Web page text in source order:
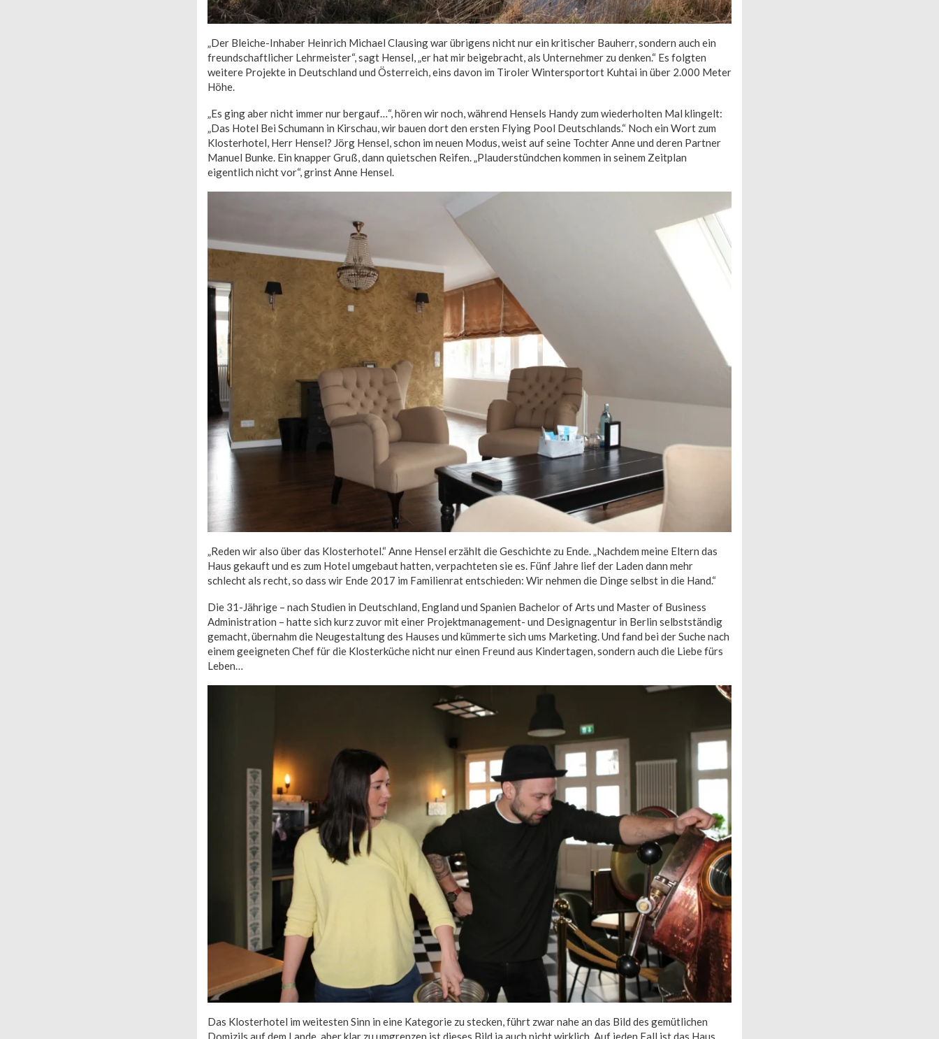
„Der Bleiche-Inhaber Heinrich Michael Clausing war übrigens nicht nur ein kritischer Bauherr, sondern auch ein
freundschaftlicher Lehrmeister“, sagt Hensel, „er hat mir beigebracht, als Unternehmer zu denken.“ Es folgten
weitere Projekte in Deutschland und Österreich, eins davon im Tiroler Wintersportort Kuhtai in über 2.000 Meter
Höhe.
„Es ging aber nicht immer nur bergauf…“, hören wir noch, während Hensels Handy zum wiederholten Mal klingelt:
„Das Hotel Bei Schumann in Kirschau, wir bauen dort den ersten Flying Pool Deutschlands.“ Noch ein Wort zum
Klosterhotel, Herr Hensel? Jörg Hensel, schon im neuen Modus, weist auf seine Tochter Anne und deren Partner
Manuel Bunke. Ein knapper Gruß, dann quietschen Reifen. „Plauderstündchen kommen in seinem Zeitplan
eigentlich nicht vor“, grinst Anne Hensel.
„Reden wir also über das Klosterhotel.“ Anne Hensel erzählt die Geschichte zu Ende. „Nachdem meine Eltern das
Haus gekauft und es zum Hotel umgebaut hatten, verpachteten sie es. Fünf Jahre lief der Laden dann mehr
schlecht als recht, so dass wir Ende 2017 im Familienrat entschieden: Wir nehmen die Dinge selbst in die Hand.“
Die 31-Jährige – nach Studien in Deutschland, England und Spanien Bachelor of Arts und Master of Business
Administration – hatte sich kurz zuvor mit einer Projektmanagement- und Designagentur in Berlin selbstständig
gemacht, übernahm die Neugestaltung des Hauses und kümmerte sich ums Marketing. Und fand bei der Suche nach
einem geeigneten Chef für die Klosterküche nicht nur einen Freund aus Kindertagen, sondern auch die Liebe fürs
Leben…
Das Klosterhotel im weitesten Sinn in eine Kategorie zu stecken, führt zwar nahe an das Bild des gemütlichen
Domizils auf dem Lande, aber klar zu umgrenzen ist dieses Bild ja auch nicht wirklich. Auf jeden Fall ist das Haus